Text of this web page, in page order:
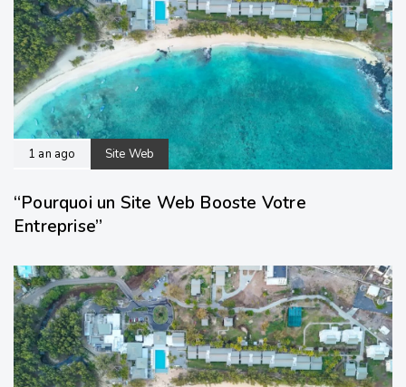
1 an ago Site Web
“Pourquoi un Site Web Booste Votre
Entreprise”